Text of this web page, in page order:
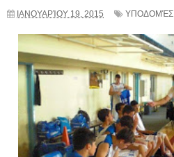
ΙΑΝΟΥΑΡΊΟΥ 19, 2015 ΥΠΟΔΟΜΈΣ